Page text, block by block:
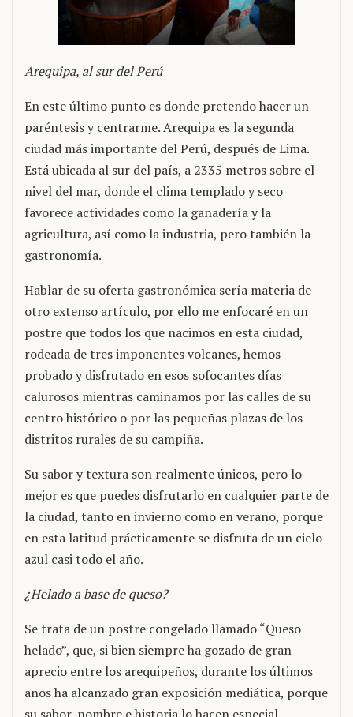
Arequipa, al sur del Perú
En este último punto es donde pretendo hacer un
paréntesis y centrarme. Arequipa es la segunda
ciudad más importante del Perú, después de Lima.
Está ubicada al sur del país, a 2335 metros sobre el
nivel del mar, donde el clima templado y seco
favorece actividades como la ganadería y la
agricultura, así como la industria, pero también la
gastronomía.
Hablar de su oferta gastronómica sería materia de
otro extenso artículo, por ello me enfocaré en un
postre que todos los que nacimos en esta ciudad,
rodeada de tres imponentes volcanes, hemos
probado y disfrutado en esos sofocantes días
calurosos mientras caminamos por las calles de su
centro histórico o por las pequeñas plazas de los
distritos rurales de su campiña.
Su sabor y textura son realmente únicos, pero lo
mejor es que puedes disfrutarlo en cualquier parte de
la ciudad, tanto en invierno como en verano, porque
en esta latitud prácticamente se disfruta de un cielo
azul casi todo el año.
¿Helado a base de queso?
Se trata de un postre congelado llamado “Queso
helado”, que, si bien siempre ha gozado de gran
aprecio entre los arequipeños, durante los últimos
años ha alcanzado gran exposición mediática, porque